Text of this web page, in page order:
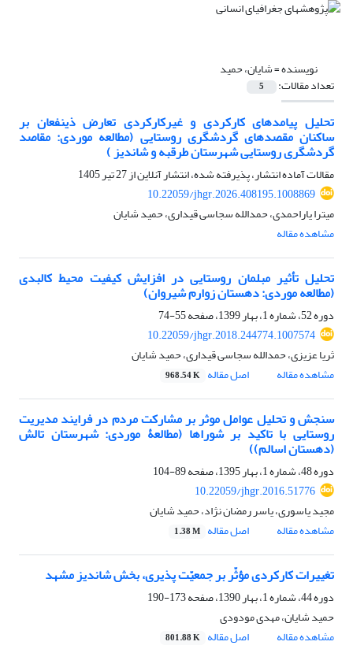
نویسنده =شایان، حمید
تعداد مقالات: 5
تحلیل پیامدهای کارکردی و غیرکارکردی تعارض ذینفعان بر
ساکنان مقصدهای گردشگری روستایی (مطالعه موردی: مقاصد
گردشگری روستایی شهرستان طرقبه و شاندیز )
مقالات آماده انتشار، پذیرفته شده، انتشار آنلاین از27 تیر 1405
10.22059/jhgr.2026.408195.1008869
میترا یاراحمدی، حمدالله سجاسی قیداری، حمید شایان
مشاهده مقاله
تحلیل تأثیر مبلمان روستایی در افزایش کیفیت محیط کالبدی
(مطالعه موردی: دهستان زوارم شیروان)
دوره 52، شماره 1، بهار 1399، صفحه
55-74
10.22059/jhgr.2018.244774.1007574
ثریا عزیزی، حمدالله سجاسی قیداری، حمید شایان
مشاهده مقاله
اصل مقاله 968.54 K
سنجش و تحلیل عوامل موثر بر مشارکت مردم در فرایند مدیریت
روستایی با تاکید بر شوراها (مطالعۀ موردی: شهرستان تالش
(دهستان اسالم))
دوره 48، شماره 1، بهار 1395، صفحه
89-104
10.22059/jhgr.2016.51776
مجید یاسوری، یاسر رمضان نژاد، حمید شایان
مشاهده مقاله
اصل مقاله 1.38 M
تغییرات کارکردی مؤثّر بر جمعیّت پذیری، بخش شاندیز مشهد
دوره 44، شماره 1، بهار 1390، صفحه
173-190
حمید شایان، مهدی مودودی
مشاهده مقاله
اصل مقاله 801.88 K